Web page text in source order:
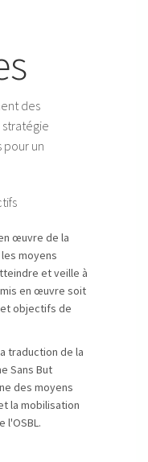
des
un
œuvre de la
moyens
et veille à
en œuvre soit
objectifs de
traduction de la
Sans But
des moyens
la mobilisation
l'OSBL.